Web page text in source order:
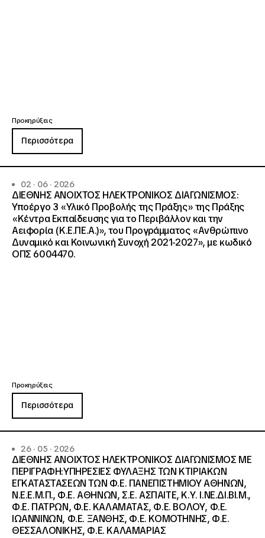
Προκηρύξεις
Περισσότερα
02 · 06 · 2026
ΔΙΕΘΝΗΣ ΑΝΟΙΧΤΟΣ ΗΛΕΚΤΡΟΝΙΚΟΣ ΔΙΑΓΩΝΙΣΜΟΣ:
Υποέργο 3 «Υλικό Προβολής της Πράξης» της Πράξης
«Κέντρα Εκπαίδευσης για το Περιβάλλον και την
Αειφορία (Κ.Ε.ΠΕ.Α.)», του Προγράμματος «Ανθρώπινο
Δυναμικό και Κοινωνική Συνοχή 2021-2027», με κωδικό
ΟΠΣ 6004470.
Προκηρύξεις
Περισσότερα
26 · 05 · 2026
ΔΙΕΘΝΗΣ ΑΝΟΙΧΤΟΣ ΗΛΕΚΤΡΟΝΙΚΟΣ ΔΙΑΓΩΝΙΣΜΟΣ ΜΕ
ΠΕΡΙΓΡΑΦΗ:ΥΠΗΡΕΣΙΕΣ ΦΥΛΑΞΗΣ ΤΩΝ ΚΤΙΡΙΑΚΩΝ
ΕΓΚΑΤΑΣΤΑΣΕΩΝ ΤΩΝ Φ.Ε. ΠΑΝΕΠΙΣΤΗΜΙΟΥ ΑΘΗΝΩΝ,
Ν.Ε.Ε.Μ.Π., Φ.Ε. ΑΘΗΝΩΝ, Σ.Ε. ΑΣΠΑΙΤΕ, Κ.Υ. Ι.ΝΕ.ΔΙ.ΒΙ.Μ.,
Φ.Ε. ΠΑΤΡΩΝ, Φ.Ε. ΚΑΛΑΜΑΤΑΣ, Φ.Ε. ΒΟΛΟΥ, Φ.Ε.
ΙΩΑΝΝΙΝΩΝ, Φ.Ε. ΞΑΝΘΗΣ, Φ.Ε. ΚΟΜΟΤΗΝΗΣ, Φ.Ε.
ΘΕΣΣΑΛΟΝΙΚΗΣ, Φ.Ε. ΚΑΛΑΜΑΡΙΑΣ